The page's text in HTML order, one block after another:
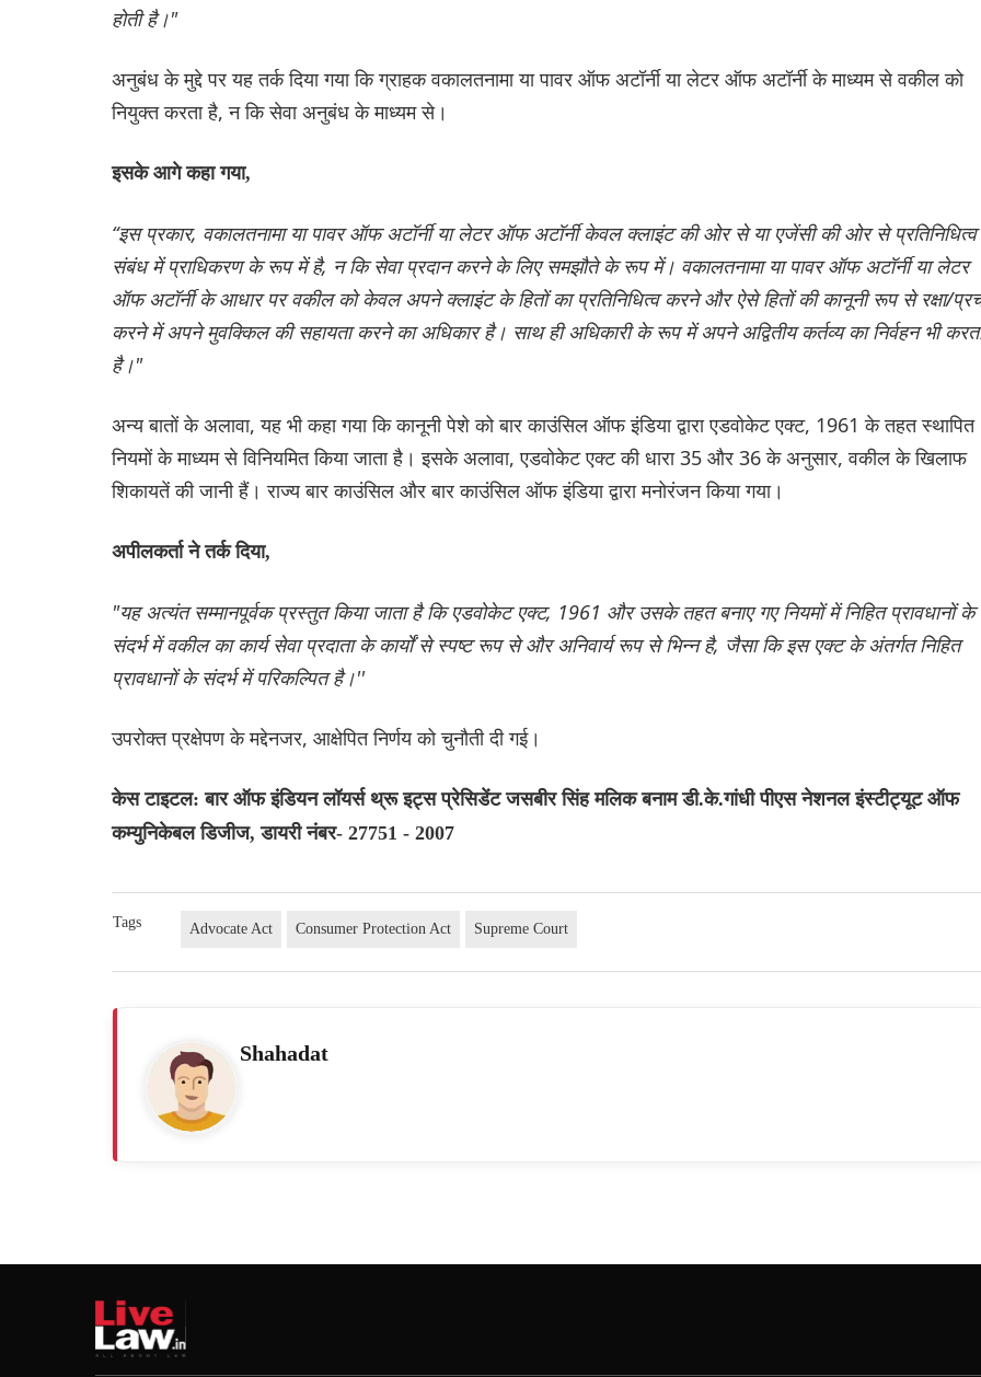
होती है।"
अनुबंध के मुद्दे पर यह तर्क दिया गया कि ग्राहक वकालतनामा या पावर ऑफ अटॉर्नी या लेटर ऑफ अटॉर्नी के माध्यम से वकील को
नियुक्त करता है, न कि सेवा अनुबंध के माध्यम से।
इसके आगे कहा गया,
“इस प्रकार, वकालतनामा या पावर ऑफ अटॉर्नी या लेटर ऑफ अटॉर्नी केवल क्लाइंट की ओर से या एजेंसी की ओर से
संबंध में प्राधिकरण के रूप में है, न कि सेवा प्रदान करने के लिए समझौते के रूप में। वकालतनामा या पावर ऑफ अटॉर्नी या लेटर
ऑफ अटॉर्नी के आधार पर वकील को केवल अपने क्लाइंट के हितों का प्रतिनिधित्व करने और ऐसे हितों की कानूनी रूप से रक्षा/
करने में अपने मुवक्किल की सहायता करने का अधिकार है। साथ ही अधिकारी के रूप में अपने अद्वितीय कर्तव्य का निर्वहन भी
है।"
अन्य बातों के अलावा, यह भी कहा गया कि कानूनी पेशे को बार काउंसिल ऑफ इंडिया द्वारा एडवोकेट एक्ट, 1961 के तहत स्थापित
नियमों के माध्यम से विनियमित किया जाता है। इसके अलावा, एडवोकेट एक्ट की धारा 35 और 36 के अनुसार, वकील के खिलाफ
शिकायतें की जानी हैं। राज्य बार काउंसिल और बार काउंसिल ऑफ इंडिया द्वारा मनोरंजन किया गया।
अपीलकर्ता ने तर्क दिया,
"यह अत्यंत सम्मानपूर्वक प्रस्तुत किया जाता है कि एडवोकेट एक्ट, 1961 और उसके तहत बनाए गए नियमों में निहित प्रावधानों के
संदर्भ में वकील का कार्य सेवा प्रदाता के कार्यों से स्पष्ट रूप से और अनिवार्य रूप से भिन्न है, जैसा कि इस एक्ट के अंतर्गत निहित
प्रावधानों के संदर्भ में परिकल्पित है।''
उपरोक्त प्रक्षेपण के मद्देनजर, आक्षेपित निर्णय को चुनौती दी गई।
केस टाइटल: बार ऑफ इंडियन लॉयर्स थ्रू इट्स प्रेसिडेंट जसबीर सिंह मलिक बनाम डी.के.गांधी पीएस नेशनल इंस्टीट्यूट ऑफ
कम्युनिकेबल डिजीज, डायरी नंबर- 27751 - 2007
Tags Advocate Act Consumer Protection Act Supreme Court
Shahadat